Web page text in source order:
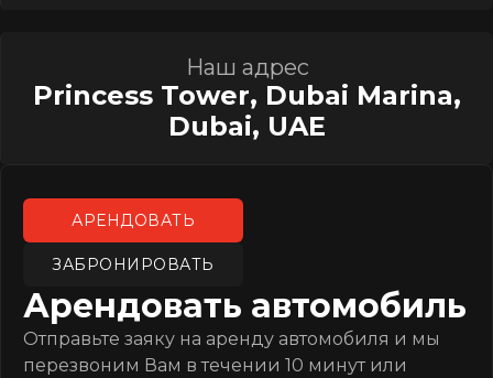
Наш адрес
Princess Tower, Dubai Marina,
Dubai, UAE
АРЕНДОВАТЬ
ЗАБРОНИРОВАТЬ
Арендовать автомобиль
Отправьте заяку на аренду автомобиля и мы
перезвоним Вам в течении 10 минут или